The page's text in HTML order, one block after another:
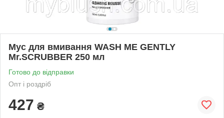
Мус для вмивання WASH ME GENTLY
Mr.SCRUBBER 250 мл
Готово до відправки
Опт і роздріб
427 ₴